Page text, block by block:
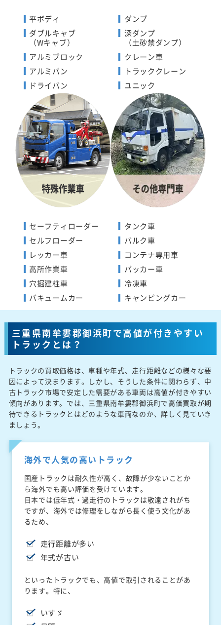
平ボディ
ダブルキャブ
（Wキャブ）
アルミブロック
アルミバン
ドライバン
ダンプ
深ダンプ
（土砂禁ダンプ）
クレーン車
トラッククレーン
ユニック
セーフティローダー
セルフローダー
レッカー車
高所作業車
穴掘建柱車
バキュームカー
タンク車
バルク車
コンテナ専用車
パッカー車
冷凍車
キャンピングカー
三重県南牟婁郡御浜町で高値が付きやすい
トラックとは？
トラックの買取価格は、車種や年式、走行距離などの様々な要
因によって決まります。しかし、そうした条件に関わらず、中
古トラック市場で安定した需要がある車両は高値が付きやすい
傾向があります。では、三重県南牟婁郡御浜町で高価買取が期
待できるトラックとはどのような車両なのか、詳しく見ていき
ましょう。
海外で人気の高いトラック
国産トラックは耐久性が高く、故障が少ないことか
ら海外でも高い評価を受けています。
日本では低年式・過走行のトラックは敬遠されがち
ですが、海外では修理をしながら長く使う文化があ
るため、
走行距離が多い
年式が古い
といったトラックでも、高値で取引されることがあ
ります。特に、
いすゞ